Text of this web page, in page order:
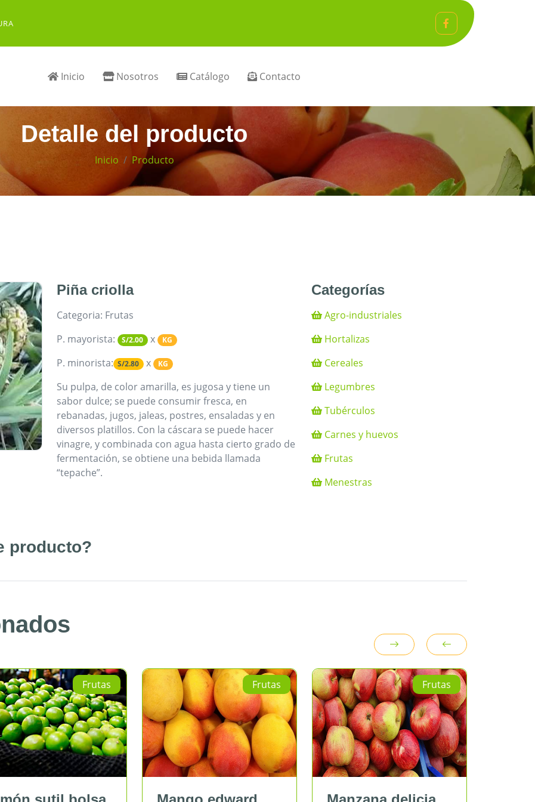
Inicio Nosotros Catálogo Contacto
Detalle del producto
Inicio Producto
Piña criolla
Categoria: Frutas
P. mayorista:
S/2.00 x KG
P. minorista: S/2.80 x KG
Su pulpa, de color amarilla, es jugosa y tiene un
sabor dulce; se puede consumir fresca, en
rebanadas, jugos, jaleas, postres, ensaladas y en
diversos platillos. Con la cáscara se puede hacer
vinagre, y combinada con agua hasta cierto grado de
fermentación, se obtiene una bebida llamada
“tepache”.
Categorías
Agro-industriales
Hortalizas
Cereales
Legumbres
Tubérculos
Carnes y huevos
Frutas
Menestras
producto?
Frutas Frutas